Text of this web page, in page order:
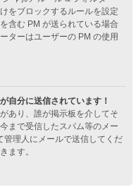
をブロックするルールを設定
含む PM が送られている場合
ターはユーザーの PM の使用
自分に送信されています！
あり、誰が掲示板を介してそ
まで受信したスパム等のメー
管理人にメールで送信してくだ
ます。